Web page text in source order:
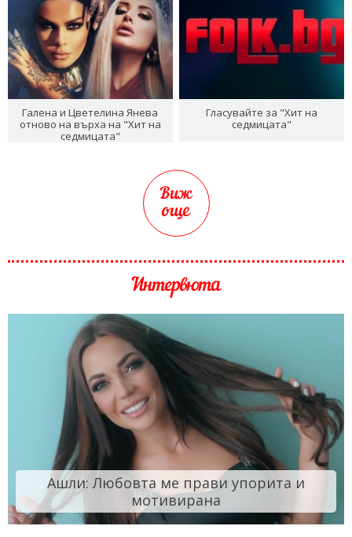
Галена и Цветелина Янева
отново на върха на "Хит на
седмицата"
Гласувайте за "Хит на
седмицата"
Виж
още
Интервюта
Ашли: Любовта ме прави упорита и
мотивирана